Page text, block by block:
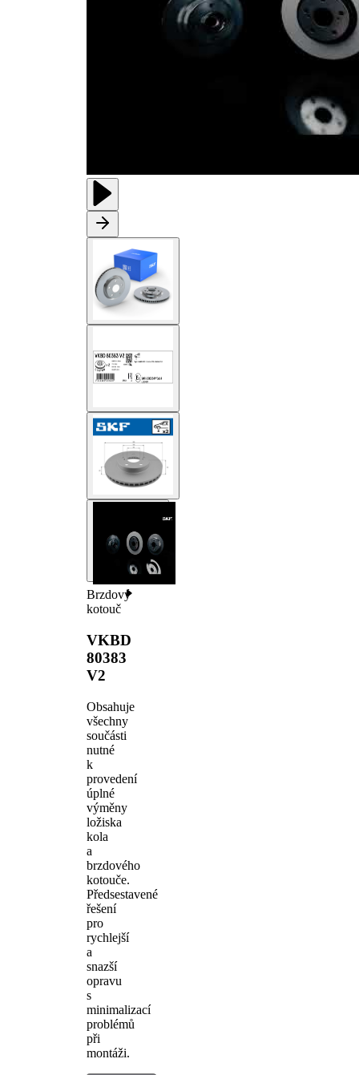
Brzdový
kotouč
VKBD
80383
V2
Obsahuje
všechny
součásti
nutné
k
provedení
úplné
výměny
ložiska
kola
a
brzdového
kotouče.
Předsestavené
řešení
pro
rychlejší
a
snazší
opravu
s
minimalizací
problémů
při
montáži.